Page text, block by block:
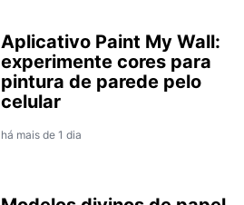
Aplicativo Paint My Wall:
experimente cores para
pintura de parede pelo
celular
há mais de 1 dia